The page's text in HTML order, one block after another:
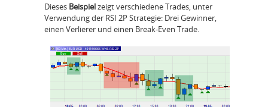
Dieses Beispielzeigt verschiedene Trades, unter
Verwendung der RSI 2P Strategie: Drei Gewinner,
einen Verlierer und einen Break-Even Trade.